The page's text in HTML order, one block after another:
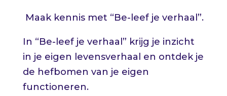
Maak kennis met “Be-leef je verhaal”.
In “Be-leef je verhaal” krijg je inzicht
in je eigen levensverhaal en ontdek je
de hefbomen van je eigen
functioneren.